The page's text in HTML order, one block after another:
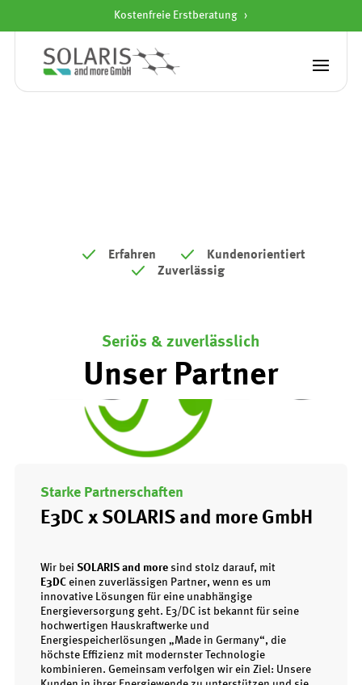
Kostenfreie Erstberatung
E3DC
Erfahren
Kundenorientiert
Zuverlässig
Seriös & zuverlässlich
Unser Partner
Starke Partnerschaften
E3DC x SOLARIS and more GmbH
Wir bei SOLARIS and moresind stolz darauf, mit
E3DCeinen zuverlässigen Partner, wenn es um
innovative Lösungen für eine unabhängige
Energieversorgung geht. E3/DC ist bekannt für seine
hochwertigen Hauskraftwerke und
Energiespeicherlösungen „Made in Germany“, die
höchste Effizienz mit modernster Technologie
kombinieren. Gemeinsam verfolgen wir ein Ziel: Unsere